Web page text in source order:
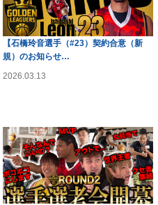
【石橋玲音選手（#23）契約合意（新
規）のお知らせ…
2026.03.13